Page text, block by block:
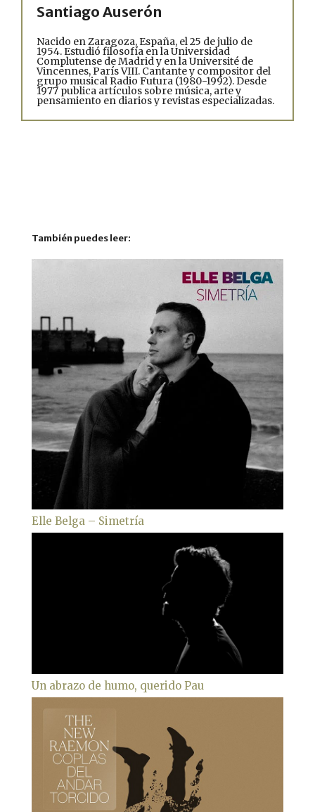
Santiago Auserón
Nacido en Zaragoza, España, el 25 de julio de
1954. Estudió filosofía en la Universidad
Complutense de Madrid y en la Université de
Vincennes, París VIII. Cantante y compositor del
grupo musical Radio Futura (1980-1992). Desde
1977 publica artículos sobre música, arte y
pensamiento en diarios y revistas especializadas.
También puedes leer:
Elle Belga – Simetría
Un abrazo de humo, querido Pau